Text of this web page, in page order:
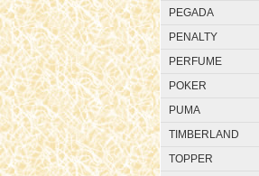
PEGADA
PENALTY
PERFUME
POKER
PUMA
TIMBERLAND
TOPPER